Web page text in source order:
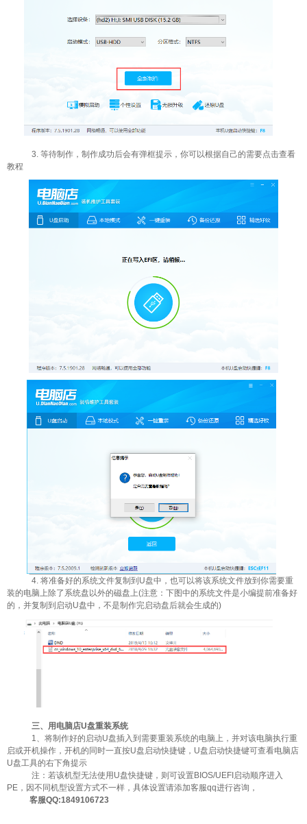
3. 等待制作，制作成功后会有弹框提示，你可以根据自己的需要点击查看
教程
4. 将准备好的系统文件复制到U盘中，也可以将该系统文件放到你需要重
装的电脑上除了系统盘以外的磁盘上(注意：下图中的系统文件是小编提前准备好
的，并复制到启动U盘中，不是制作完启动盘后就会生成的)
三、用电脑店U盘重装系统
1、将制作好的启动U盘插入到需要重装系统的电脑上，并对该电脑执行重
启或开机操作，开机的同时一直按U盘启动快捷键，U盘启动快捷键可查看电脑店
U盘工具的右下角提示
注：若该机型无法使用U盘快捷键，则可设置BIOS/UEFI启动顺序进入
PE，因不同机型设置方式不一样，具体设置请添加客服qq进行咨询，
客服QQ:1849106723